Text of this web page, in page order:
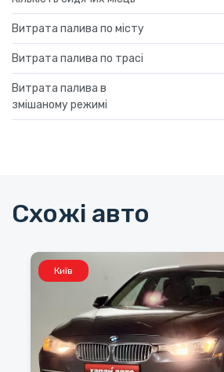
Витрата палива по місту
Витрата палива по трасі
Витрата палива в
змішаному режимі
Схожі авто
Київ